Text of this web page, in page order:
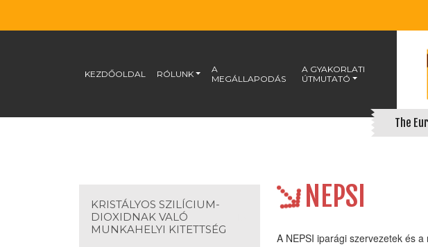
KEZDŐOLDAL RÓLUNK
A
MEGÁLLAPODÁS
A GYAKORLATI
ÚTMUTATÓ
The
KRISTÁLYOS SZILÍCIUM-
DIOXIDNAK VALÓ
MUNKAHELYI KITETTSÉG
NEPSI
A NEPSI iparági szervezetek és